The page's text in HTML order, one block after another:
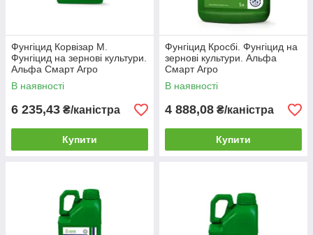
Фунгіцид Корвізар М.
Фунгіцид на зернові культури.
Альфа Смарт Агро
В наявності
6 235,43 ₴/каністра
Купити
Фунгіцид Кросбі. Фунгіцид на
зернові культури. Альфа
Смарт Агро
В наявності
4 888,08 ₴/каністра
Купити